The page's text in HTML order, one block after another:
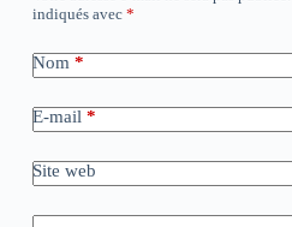
indiqués avec *
Nom *
E-mail *
Site web